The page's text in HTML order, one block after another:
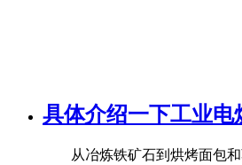
具体介绍一下工业电
从冶炼铁矿石到烘烤面包和